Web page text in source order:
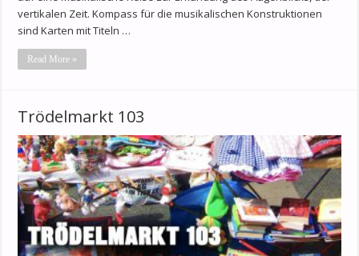
vertikalen Zeit. Kompass für die musikalischen Konstruktionen
sind Karten mit Titeln …
Read More »
Trödelmarkt 103